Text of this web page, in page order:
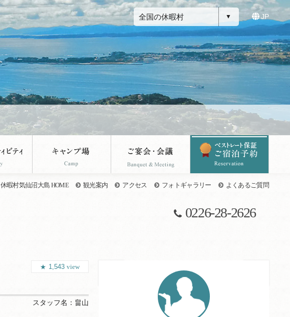
全国の休暇村 JP
休暇村気仙沼大島 HOME 観光案内 アクセス フォトギャラリー よくあるご質問
0226-28-2626
1,543 view
スタッフ名： 畠山